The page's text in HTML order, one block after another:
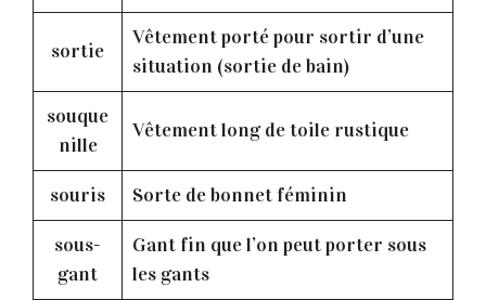
sortie
Vêtement porté pour sortir d’une
situation (sortie de bain)
souque
nille
Vêtement long de toile rustique
souris Sorte de bonnet féminin
sous-
gant
Gant fin que l’on peut porter sous
les gants